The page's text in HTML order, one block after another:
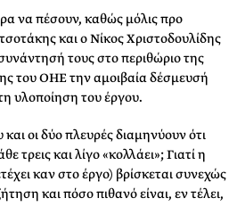
να πέσουν, καθώς μόλις προ
και ο Νίκος Χριστοδουλίδης
τους στο περιθώριο της
του ΟΗΕ την αμοιβαία δέσμευσή
υλοποίηση του έργου.
οι δύο πλευρές διαμηνύουν ότι
τρεις και λίγο «κολλάει»; Γιατί η
καν στο έργο) βρίσκεται συνεχώς
και πόσο πιθανό είναι, εν τέλει,